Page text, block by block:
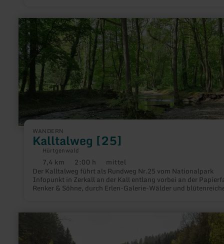
WANDERN
Kalltalweg [25]
Hürtgenwald
Distanz:
7,4 km Dauer:
2:00 h Anforderung:
mittel
Der Kalltalweg führt als Rundweg Nr.25 vom Nationalpark
Infopunkt in Zerkall an der Kall entlang vorbei an der
Renker & Söhne, durch Erlen-Galerie-Wälder und
mehr
erfahren
zu:
Kalltalweg
[25]
mehr